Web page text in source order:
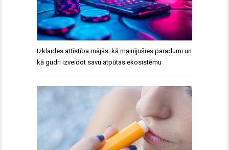
Izklaides attīstība mājās: kā mainījušies paradumi un
kā gudri izveidot savu atpūtas ekosistēmu